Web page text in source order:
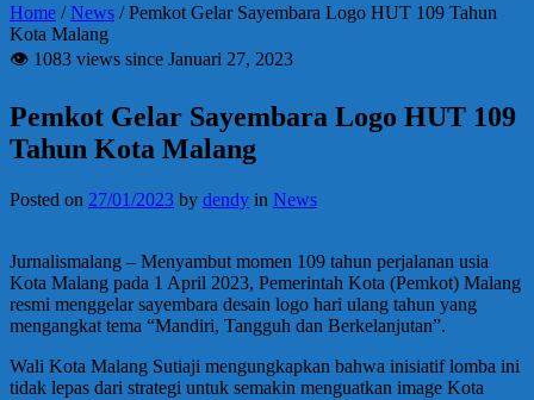
Home /News /Pemkot Gelar Sayembara Logo HUT 109 Tahun
Kota Malang
👁 1083 views since Januari 27, 2023
Pemkot Gelar Sayembara Logo HUT 109
Tahun Kota Malang
Posted on 27/01/2023 by dendy in News
Jurnalismalang – Menyambut momen 109 tahun perjalanan usia
Kota Malang pada 1 April 2023, Pemerintah Kota (Pemkot) Malang
resmi menggelar sayembara desain logo hari ulang tahun yang
mengangkat tema “Mandiri, Tangguh dan Berkelanjutan”.
Wali Kota Malang Sutiaji mengungkapkan bahwa inisiatif lomba ini
tidak lepas dari strategi untuk semakin menguatkan image Kota